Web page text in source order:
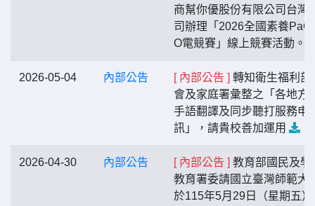
商幫你優股份有限公司台灣
司辦理「2026全國素養
O電競賽」線上競賽活動。
2026-05-04 內部公告 [ 內部公告 ] 轉知衛生福利部
會及家庭署彙整之「各地方
手語翻譯及同步聽打服務申
訊」，請貴校善加運用
2026-04-30 內部公告 [ 內部公告 ] 教育部國民及學
教育署委請國立臺灣師範大
於115年5月29日（星期五）